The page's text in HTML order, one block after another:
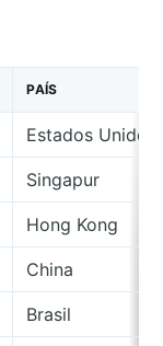
PAÍS
Estados Unidos
Singapur
Hong Kong
China
Brasil